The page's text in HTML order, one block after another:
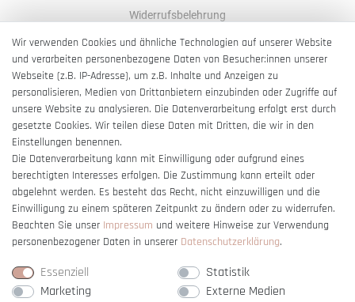
Widerrufsbelehrung
AGB
Impressum
Barrierefreiheitserklärung
Vertrag widerrufen
Wir verwenden Cookies und ähnliche Technologien auf unserer Website
und verarbeiten personenbezogene Daten von Besucher:innen unserer
Webseite (z.B. IP-Adresse), um z.B. Inhalte und Anzeigen zu
personalisieren, Medien von Drittanbietern einzubinden oder Zugriffe auf
unsere Website zu analysieren. Die Datenverarbeitung erfolgt erst durch
gesetzte Cookies. Wir teilen diese Daten mit Dritten, die wir in den
Einstellungen benennen.
Die Datenverarbeitung kann mit Einwilligung oder aufgrund eines
berechtigten Interesses erfolgen. Die Zustimmung kann erteilt oder
abgelehnt werden. Es besteht das Recht, nicht einzuwilligen und die
Einwilligung zu einem späteren Zeitpunkt zu ändern oder zu widerrufen.
Beachten Sie unser Impressum und weitere Hinweise zur Verwendung
personenbezogener Daten in unserer Daten­schutz­erklärung.
Essenziell
Statistik
Marketing
Externe Medien